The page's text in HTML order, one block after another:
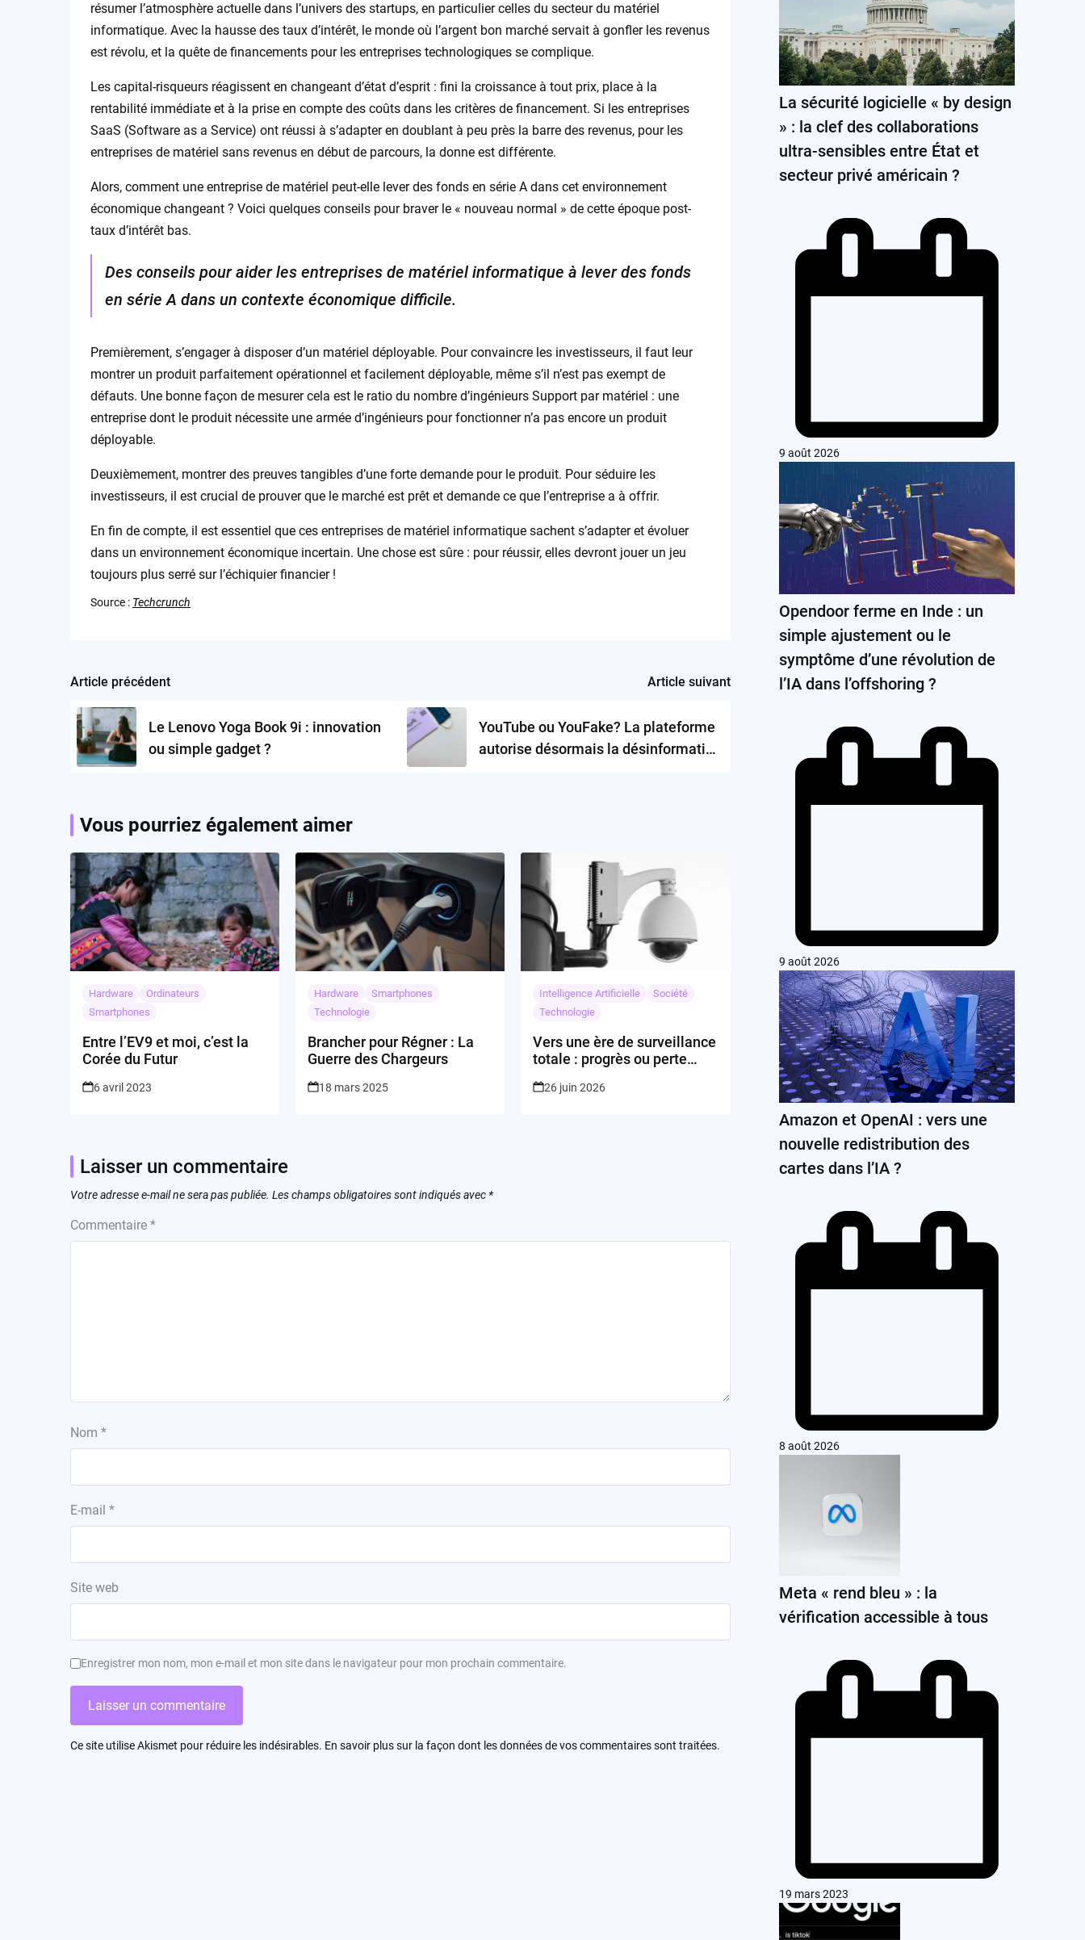
résumer l’atmosphère actuelle dans l’univers des startups, en particulier celles du secteur du matériel
informatique. Avec la hausse des taux d’intérêt, le monde où l’argent bon marché servait à gonfler les revenus
est révolu, et la quête de financements pour les entreprises technologiques se complique.
Les capital-risqueurs réagissent en changeant d’état d’esprit : fini la croissance à tout prix, place à la
rentabilité immédiate et à la prise en compte des coûts dans les critères de financement. Si les entreprises
SaaS (Software as a Service) ont réussi à s’adapter en doublant à peu près la barre des revenus, pour les
entreprises de matériel sans revenus en début de parcours, la donne est différente.
Alors, comment une entreprise de matériel peut-elle lever des fonds en série A dans cet environnement
économique changeant ? Voici quelques conseils pour braver le « nouveau normal » de cette époque post-
taux d’intérêt bas.
Des conseils pour aider les entreprises de matériel informatique à lever des fonds
en série A dans un contexte économique difficile.
Premièrement, s’engager à disposer d’un matériel déployable. Pour convaincre les investisseurs, il faut leur
montrer un produit parfaitement opérationnel et facilement déployable, même s’il n’est pas exempt de
défauts. Une bonne façon de mesurer cela est le ratio du nombre d’ingénieurs Support par matériel : une
entreprise dont le produit nécessite une armée d’ingénieurs pour fonctionner n’a pas encore un produit
déployable.
Deuxièmement, montrer des preuves tangibles d’une forte demande pour le produit. Pour séduire les
investisseurs, il est crucial de prouver que le marché est prêt et demande ce que l’entreprise a à offrir.
En fin de compte, il est essentiel que ces entreprises de matériel informatique sachent s’adapter et évoluer
dans un environnement économique incertain. Une chose est sûre : pour réussir, elles devront jouer un jeu
toujours plus serré sur l’échiquier financier !
Source : Techcrunch
Post
navigation
Article précédent
Le Lenovo Yoga Book 9i : innovation
ou simple gadget ?
Article suivant
YouTube ou YouFake? La plateforme
autorise désormais la désinformation
Vous pourriez également aimer
Hardware
Ordinateurs
Smartphones
Entre l’EV9 et moi, c’est la
Corée du Futur
6 avril 2023
Hardware
Smartphones
Technologie
Brancher pour Régner : La
Guerre des Chargeurs
18 mars 2025
Intelligence Artificielle
Société
Technologie
Vers une ère de surveillance
totale : progrès ou perte
26 juin 2026
Laisser un commentaire
Votre adresse e-mail ne sera pas publiée. Les champs obligatoires sont indiqués avec *
Commentaire *
Nom *
E-mail *
Site web
Enregistrer mon nom, mon e-mail et mon site dans le navigateur pour mon prochain commentaire.
Ce site utilise Akismet pour réduire les indésirables. En savoir plus sur la façon dont les données de vos commentaires sont traitées.
La sécurité logicielle « by design
» : la clef des collaborations
ultra-sensibles entre État et
secteur privé américain ?
9 août 2026
Opendoor ferme en Inde : un
simple ajustement ou le
symptôme d’une révolution de
l’IA dans l’offshoring ?
9 août 2026
Amazon et OpenAI : vers une
nouvelle redistribution des
cartes dans l’IA ?
8 août 2026
Meta « rend bleu » : la
vérification accessible à tous
19 mars 2023